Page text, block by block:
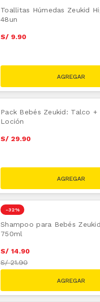
Toallitas Húmedas Zeukid
48un
S/ 9.90
Pack Bebés Zeukid: Talco
Loción
S/ 29.90
-32 %
Shampoo para Bebés
750ml
S/ 14.90
S/21.90